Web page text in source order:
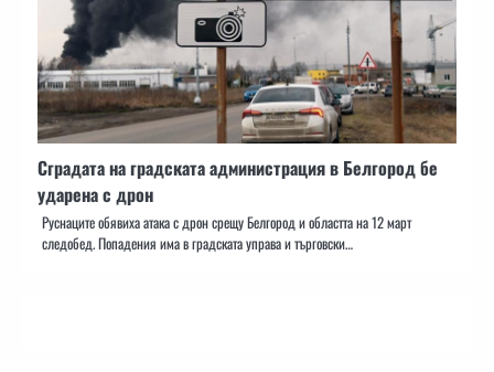
Сградата на градската администрация в Белгород бе
ударена с дрон
Руснаците обявиха атака с дрон срещу Белгород и областта на 12 март
следобед. Попадения има в градската управа и търговски…